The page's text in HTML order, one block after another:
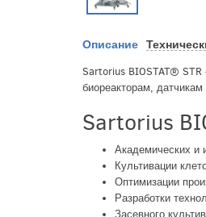
Описание
Sartorius BIOSTAT®
биореакторам,
Sartorius
Академических и
Культивации
Оптимизации
Разработки
Засевного